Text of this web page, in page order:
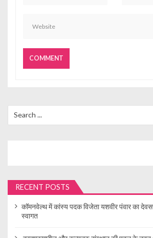
for:
RECENT POSTS
कॉमनवेल्थ में कांस्य पदक विजेता यशवीर पंवार का
स्वागत